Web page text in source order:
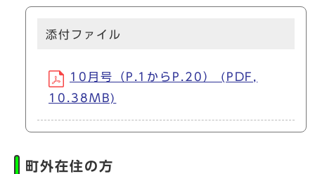
添付ファイル
10月号（P.1からP.20） (PDF,
10.38MB)
町外在住の方